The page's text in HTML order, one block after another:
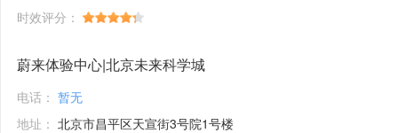
时效评分：
蔚来体验中心|北京未来科学城
电话： 暂无
地址： 北京市昌平区天宣街3号院1号楼